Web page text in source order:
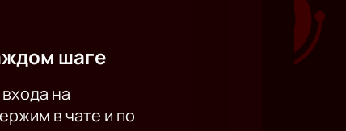
шаге
на
в чате и по